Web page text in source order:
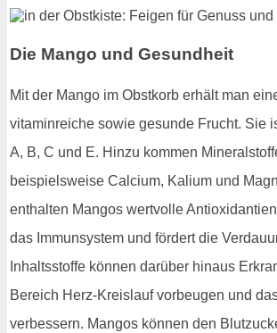
Die Mango und Gesundheit
Mit der Mango im Obstkorb erhält man
vitaminreiche sowie gesunde Frucht. Sie
A, B, C und E. Hinzu kommen
beispielsweise Calcium, Kalium und
enthalten Mangos wertvolle
das Immunsystem und fördert die
Inhaltsstoffe können darüber hinaus
Bereich Herz-Kreislauf vorbeugen und
verbessern. Mangos können den